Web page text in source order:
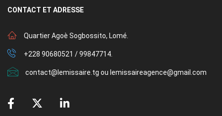
CONTACT ET ADRESSE
Quartier Agoè Sogbossito, Lomé.
+228 90680521 / 99847714.
contact@lemissaire.tg ou lemissaireagence@gmail.com